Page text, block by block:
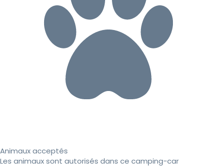
Animaux acceptés
Les animaux sont autorisés dans ce camping-car